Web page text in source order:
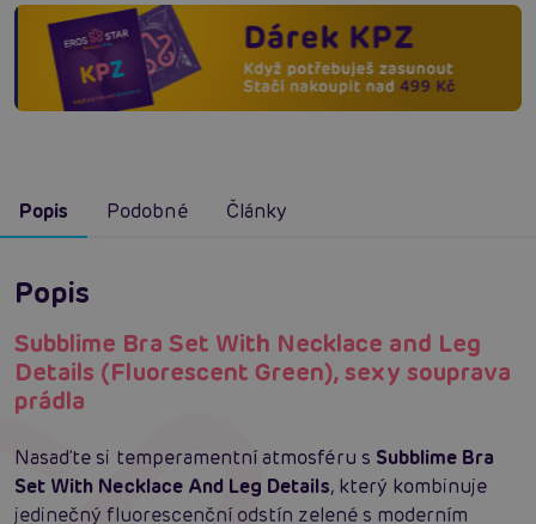
Popis Podobné Články
Popis
Subblime Bra Set With Necklace and Leg
Details (Fluorescent Green), sexy souprava
prádla
Nasaďte si temperamentní atmosféru s Subblime Bra
Set With Necklace And Leg Details, který kombinuje
jedinečný fluorescenční odstín zelené s moderním